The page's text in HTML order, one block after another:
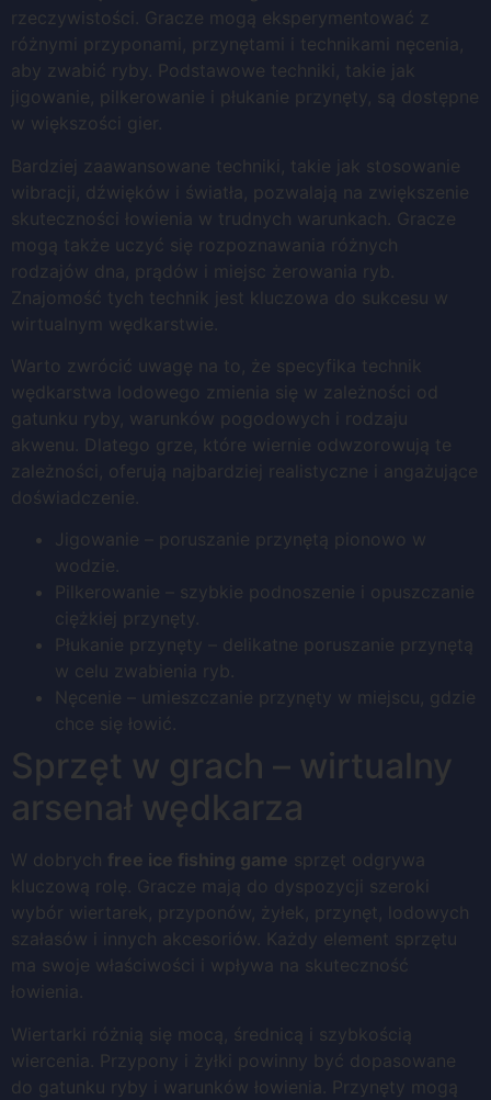
rzeczywistości. Gracze mogą eksperymentować z
różnymi przyponami, przynętami i technikami nęcenia,
aby zwabić ryby. Podstawowe techniki, takie jak
jigowanie, pilkerowanie i płukanie przynęty, są dostępne
w większości gier.
Bardziej zaawansowane techniki, takie jak stosowanie
wibracji, dźwięków i światła, pozwalają na zwiększenie
skuteczności łowienia w trudnych warunkach. Gracze
mogą także uczyć się rozpoznawania różnych
rodzajów dna, prądów i miejsc żerowania ryb.
Znajomość tych technik jest kluczowa do sukcesu w
wirtualnym wędkarstwie.
Warto zwrócić uwagę na to, że specyfika technik
wędkarstwa lodowego zmienia się w zależności od
gatunku ryby, warunków pogodowych i rodzaju
akwenu. Dlatego grze, które wiernie odwzorowują te
zależności, oferują najbardziej realistyczne i angażujące
doświadczenie.
Jigowanie – poruszanie przynętą pionowo w
wodzie.
Pilkerowanie – szybkie podnoszenie i opuszczanie
ciężkiej przynęty.
Płukanie przynęty – delikatne poruszanie przynętą
w celu zwabienia ryb.
Nęcenie – umieszczanie przynęty w miejscu, gdzie
chce się łowić.
Sprzęt w grach – wirtualny
arsenał wędkarza
W dobrych free ice fishing game sprzęt odgrywa
kluczową rolę. Gracze mają do dyspozycji szeroki
wybór wiertarek, przyponów, żyłek, przynęt, lodowych
szałasów i innych akcesoriów. Każdy element sprzętu
ma swoje właściwości i wpływa na skuteczność
łowienia.
Wiertarki różnią się mocą, średnicą i szybkością
wiercenia. Przypony i żyłki powinny być dopasowane
do gatunku ryby i warunków łowienia. Przynęty mogą